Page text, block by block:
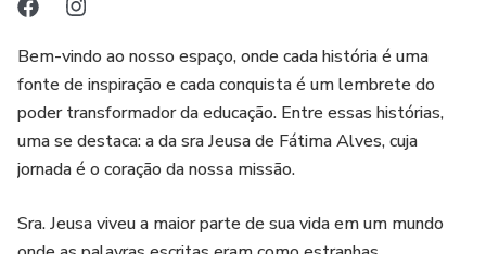
Bem-vindo ao nosso espaço, onde cada história é uma
fonte de inspiração e cada conquista é um lembrete do
poder transformador da educação. Entre essas histórias,
uma se destaca: a da sra Jeusa de Fátima Alves, cuja
jornada é o coração da nossa missão.
Sra. Jeusa viveu a maior parte de sua vida em um mundo